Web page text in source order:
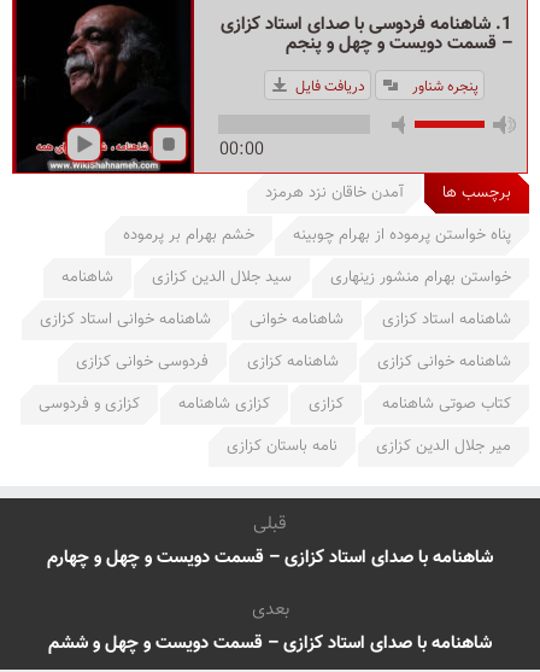
1. شاهنامه فردوسی با صدای استاد کزازی
– قسمت دویست و چهل و پنجم
00:00
پنجره شناور دریافت فایل
برچسب ها
آمدن خاقان نزد هرمزد
پناه خواستن پرموده از بهرام چوبینه
خشم بهرام بر پرموده
خواستن بهرام منشور زینهاری
سید جلال الدین کزازی
شاهنامه
شاهنامه استاد کزازی
شاهنامه خوانی
شاهنامه خوانی استاد کزازی
شاهنامه خوانی کزازی
شاهنامه کزازی
فردوسی خوانی کزازی
کتاب صوتی شاهنامه
کزازی کزازی شاهنامه
کزازی و فردوسی
میر جلال الدین کزازی
نامه باستان کزازی
قبلی
شاهنامه با صدای استاد کزازی – قسمت دویست و چهل و چهارم
بعدی
شاهنامه با صدای استاد کزازی – قسمت دویست و چهل و ششم